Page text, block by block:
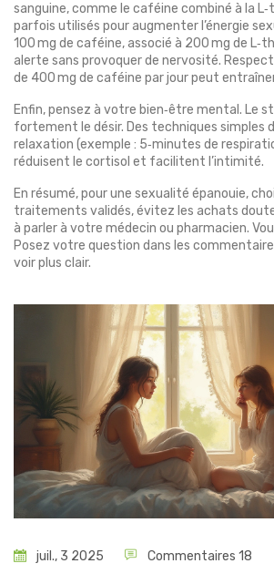
sanguine, comme le caféine combiné à la
parfois utilisés pour augmenter l’énergie
100 mg de caféine, associé à 200 mg de
alerte sans provoquer de nervosité.
de 400 mg de caféine par jour peut
Enfin, pensez à votre bien‑être mental. Le
fortement le désir. Des techniques simples
relaxation (exemple : 5‑minutes de
réduisent le cortisol et facilitent l’intimité.
En résumé, pour une sexualité épanouie,
traitements validés, évitez les achats
à parler à votre médecin ou pharmacien.
Posez votre question dans les
voir plus clair.
juil., 3 2025 Commentaires 18